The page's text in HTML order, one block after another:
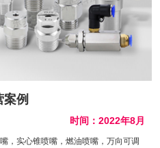
例
时间：2022年8月
，实心锥喷嘴，燃油喷嘴，万向可调